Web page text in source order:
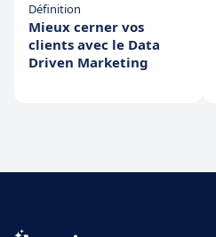
Définition
Mieux cerner vos
clients avec le Data
Driven Marketing